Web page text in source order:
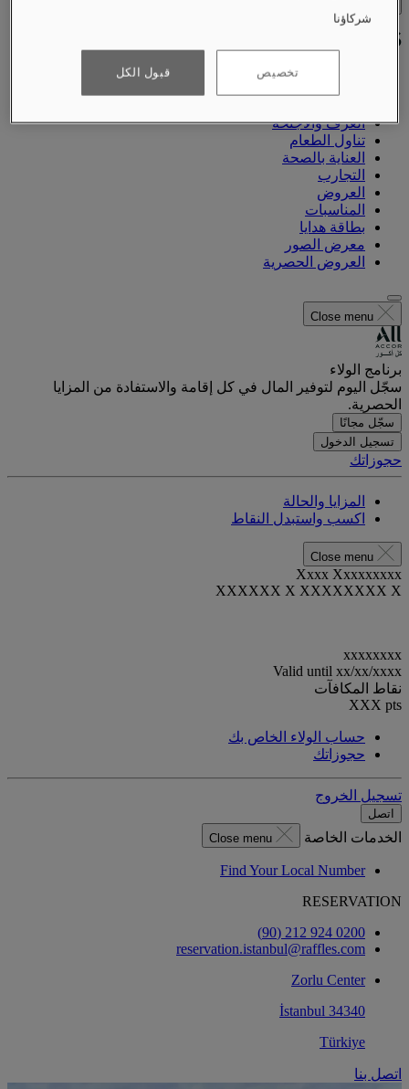
الغرف والأجنحة
تناول الطعام
العناية بالصحة
التجارب
العروض
المناسبات
بطاقة هدايا
معرض الصور
العروض الحصرية
Close menu
برنامج الولاء
سجّل اليوم لتوفير المال في كل إقامة والاستفادة من المزايا
الحصرية.
سجّل مجانًا
تسجيل الدخول
حجوزاتك
المزايا والحالة
اكسب واستبدل النقاط
Close menu
Xxxx Xxxxxxxxx
XXXXXX X XXXXXXXX X
xxxxxxxx
Valid until xx/xx/xxxx
نقاط المكافآت
XXX pts
حساب الولاء الخاص بك
حجوزاتك
تسجيل الخروج
اتصل
الخدمات الخاصة Close menu
Find Your Local Number
RESERVATION
0200 924 212 (90)
reservation.istanbul@raffles.com
Zorlu Center
34340 İstanbul
Türkiye
اتصل بنا
شركاؤنا
تخصيص قبول الكل